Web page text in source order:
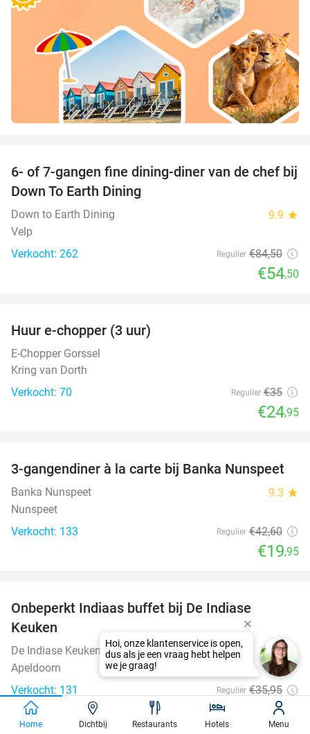
36%
6- of 7-gangen fine dining-diner van de chef bij
Down To Earth Dining
Down to Earth Dining 9.9 star
Velp
Verkocht: 262
Regulier €84,50
€54,50
Huur e-chopper (3 uur)
E-Chopper Gorssel
Kring van Dorth
Verkocht: 70
Regulier €35
€24,95
53%
3-gangendiner à la carte bij Banka Nunspeet
Banka Nunspeet 9.3 star
Nunspeet
Verkocht: 133
Regulier €42,60
€19,95
Onbeperkt Indiaas buffet bij De Indiase
Keuken
De Indiase Keuken 8.4star
Apeldoorn
Verkocht: 131
Regulier €35,95
€24
Home Dichtbij Restaurants Hotels Menu